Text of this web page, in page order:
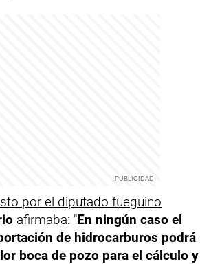
por el diputado fueguino
afirmaba: "En ningún caso el
de hidrocarburos podrá
boca de pozo para el cálculo y